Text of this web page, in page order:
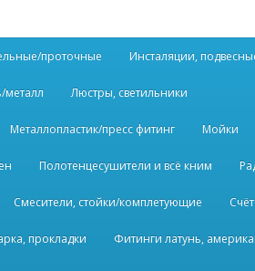
проточные Инсталяции,
металл Люстры, светильники
Металлопластик/пресс фитинг Мойки
Полотенцесушители и всё кним
Смесители, стойки/комплетующие
прокладки Фитинги латунь,